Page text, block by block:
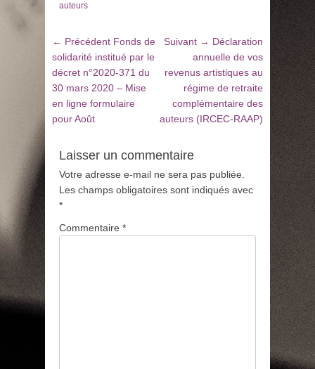
auteurs
Navigation
de
l’article
← Précédent Article
précédent
:
Fonds de
solidarité institué par le
décret n°2020-371 du
30 mars 2020 – Mise
en ligne formulaire
pour Août
Suivant → Article
suivant
:
Déclaration
annuelle de vos
revenus artistiques au
régime de retraite
complémentaire des
auteurs (IRCEC-RAAP)
Laisser un commentaire
Votre adresse e-mail ne sera pas publiée.
Les champs obligatoires sont indiqués avec
*
Commentaire *